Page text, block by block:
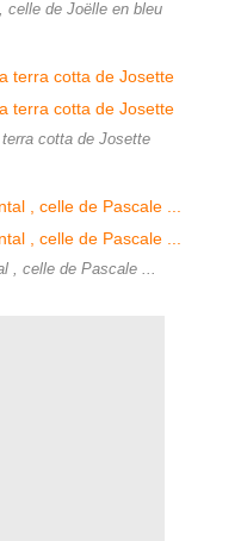
celle de Joëlle en bleu
cotta de Josette
, celle de Pascale ...